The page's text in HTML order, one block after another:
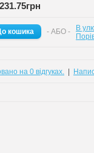
- АБО -
В
на 0 відгуках.